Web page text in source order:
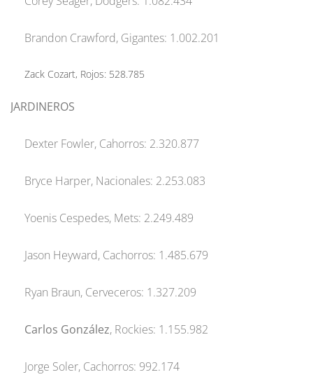
Brandon Crawford, Gigantes: 1.002.201
Zack Cozart, Rojos: 528.785
JARDINEROS
Dexter Fowler, Cahorros: 2.320.877
Bryce Harper, Nacionales: 2.253.083
Yoenis Cespedes, Mets: 2.249.489
Jason Heyward, Cachorros: 1.485.679
Ryan Braun, Cerveceros: 1.327.209
Carlos González, Rockies: 1.155.982
Jorge Soler, Cachorros: 992.174